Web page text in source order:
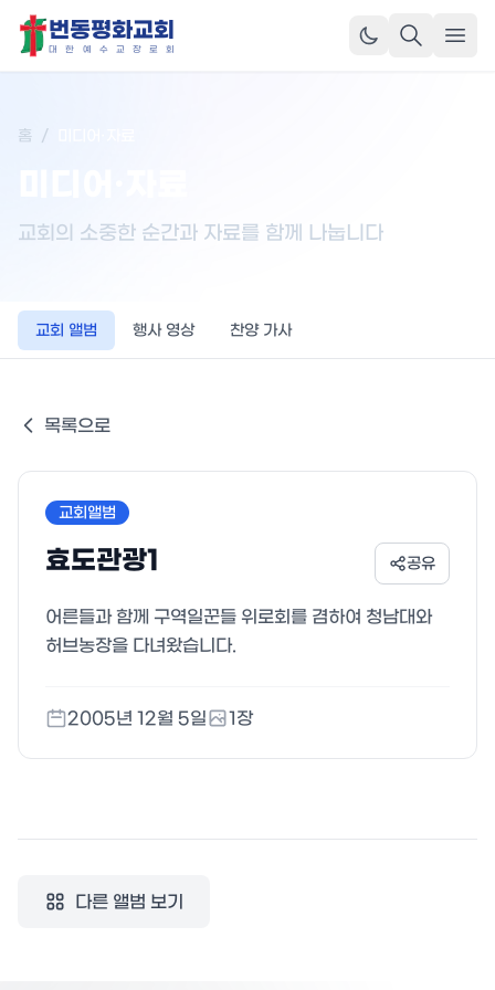
번동평화교회
대 한 예 수 교 장 로 회
메뉴
홈 /
교회의 소중한 순간과 자료를 함께 나눕니다
교회 앨범 행사 영상 찬양 가사
목록으로
교회앨범
효도관광1 공유
어른들과 함께 구역일꾼들 위로회를 겸하여 청남대와
허브농장을 다녀왔습니다.
2005년 12월 5일 1 장
다른 앨범 보기